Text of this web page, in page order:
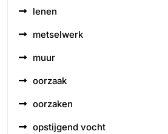
lenen
metselwerk
muur
oorzaak
oorzaken
opstijgend vocht